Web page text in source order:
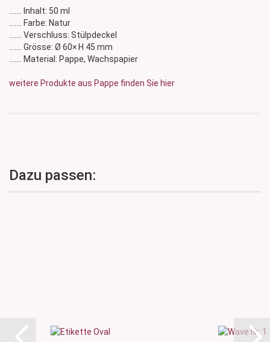
....... Inhalt: 50 ml
....... Farbe: Natur
....... Verschluss: Stülpdeckel
....... Grösse: Ø 60× H 45 mm
....... Material: Pappe, Wachspapier
weitere Produkte aus Pappe finden Sie hier
Dazu passen: